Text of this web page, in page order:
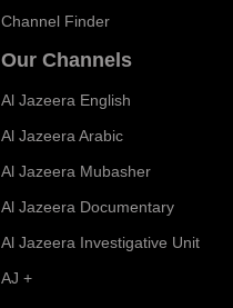
Channel Finder
Our Channels
Al Jazeera English
Al Jazeera Arabic
Al Jazeera Mubasher
Al Jazeera Documentary
Al Jazeera Investigative Unit
AJ +